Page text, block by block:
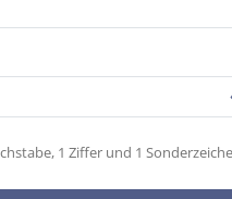
1 Ziffer und 1